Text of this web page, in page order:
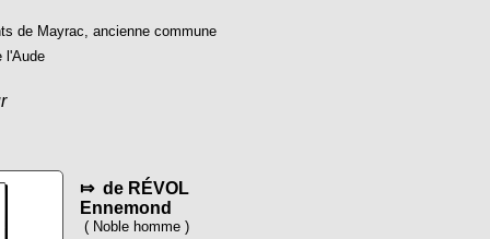
de Mayrac, ancienne commune
l'Aude
⤇ de RÉVOL
Ennemond
( Noble homme )